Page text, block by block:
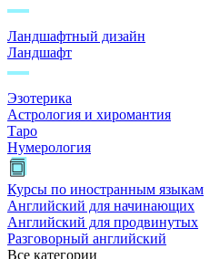
Ландшафтный дизайн
Ландшафт
Эзотерика
Астрология и хиромантия
Таро
Нумерология
Курсы по иностранным языкам
Английский для начинающих
Английский для продвинутых
Разговорный английский
Все категории